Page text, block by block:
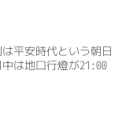
平安時代という朝日
は地口行燈が21:00